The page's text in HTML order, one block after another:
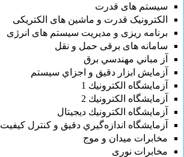
سیستم های قدرت
الکترونیک قدرت و ماشین های الکتریکی
برنامه ریزی و مدیریت سیستم های انرژی
سامانه های برقی حمل و نقل
آز مباني مهندسي برق
آزمايش ابزار دقيق و اجزاي سيستم
آزمايشگاه الكترونيك 1
آزمايشگاه الكترونيك 2
آزمايشگاه الكترونيك ديجيتال
آزمايشگاه اندازه‌گيري دقيق و كنترل كيفيت
مخابرات میدان و موج
مخابرات نوری